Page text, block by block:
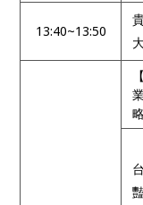
13:40~13:50